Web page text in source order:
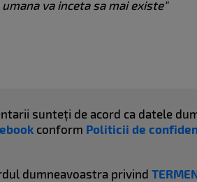
va inceta sa mai existe"
sunteți de acord ca datele
conform Politicii de
dumneavoastra privind